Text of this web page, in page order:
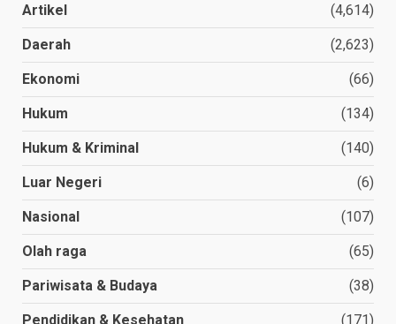
Artikel (4,614)
Daerah (2,623)
Ekonomi (66)
Hukum (134)
Hukum & Kriminal (140)
Luar Negeri (6)
Nasional (107)
Olah raga (65)
Pariwisata & Budaya (38)
Pendidikan & Kesehatan
(171)